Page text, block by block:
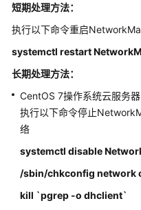
最
实
践
技
术
白
皮
API
短期处理方法：
执行以下命令重启
systemctl restart
长期处理方法：
CentOS 7操作系统云服务器
执行以下命令停止
络
systemctl disable
/sbin/chkconfig network
kill `pgrep -o dhclient`